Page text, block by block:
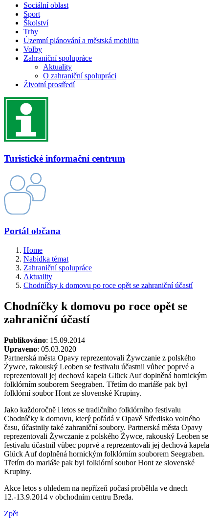
Sociální oblast
Sport
Školství
Trhy
Územní plánování a městská mobilita
Volby
Zahraniční spolupráce
Aktuality
O zahraniční spolupráci
Životní prostředí
Turistické informační centrum
Portál občana
Home
Nabídka témat
Zahraniční spolupráce
Aktuality
Chodníčky k domovu po roce opět se zahraniční účastí
Chodníčky k domovu po roce opět se
zahraniční účastí
Publikováno: 15.09.2014
Upraveno: 05.03.2020
Partnerská města Opavy reprezentovali Żywczanie z polského
Żywce, rakouský Leoben se festivalu účastnil vůbec poprvé a
reprezentovali jej dechová kapela Glück Auf doplněná hornickým
folklórním souborem Seegraben. Třetím do mariáše pak byl
folklórní soubor Hont ze slovenské Krupiny.
Jako každoročně i letos se tradičního folklórního festivalu
Chodníčky k domovu, který pořádá v Opavě Středisko volného
času, účastnily také zahraniční soubory. Partnerská města Opavy
reprezentovali Żywczanie z polského Żywce, rakouský Leoben se
festivalu účastnil vůbec poprvé a reprezentovali jej dechová kapela
Glück Auf doplněná hornickým folklórním souborem Seegraben.
Třetím do mariáše pak byl folklórní soubor Hont ze slovenské
Krupiny.
Akce letos s ohledem na nepřízeň počasí proběhla ve dnech
12.-13.9.2014 v obchodním centru Breda.
Zpět